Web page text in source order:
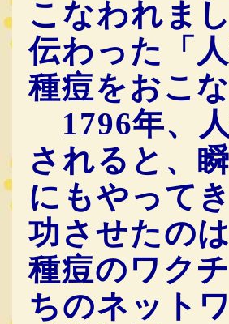
こなわれま
伝わった「
種痘をおこ
1796年、
されると、
にもやって
功させたの
種痘のワク
ちのネット